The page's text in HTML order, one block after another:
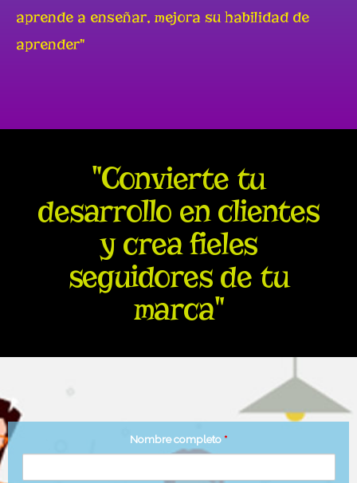
aprende a enseñar, mejora su habilidad de
aprender"
"Convierte tu
desarrollo en clientes
y crea fieles
seguidores de tu
marca"
Nombre completo *